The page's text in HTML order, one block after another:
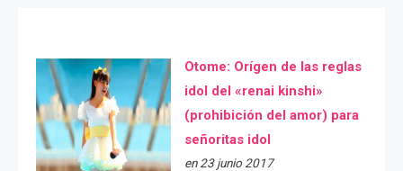
Otome: Orígen de las reglas
idol del «renai kinshi»
(prohibición del amor) para
señoritas idol
en 23 junio 2017